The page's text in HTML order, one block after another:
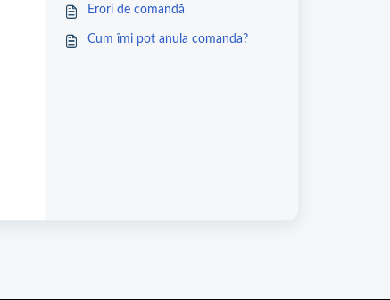
Erori de comandă
Cum îmi pot anula comanda?